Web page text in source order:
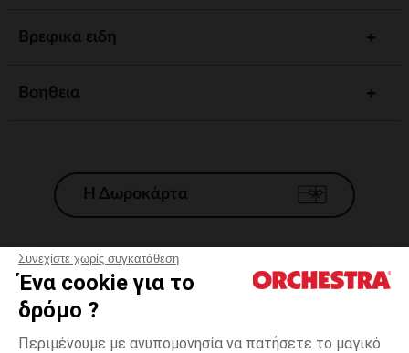
Συνεχίστε χωρίς συγκατάθεση
Ένα cookie για το
δρόμο ?
Περιμένουμε με ανυπομονησία να πατήσετε το μαγικό
Βρεφικα ειδη
Βοηθεια
Η Δωροκάρτα
Γενικοί 'Οροι Πώλησης
*Εμπορικες προσφορες